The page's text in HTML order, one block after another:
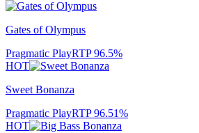
Gates of Olympus
Pragmatic PlayRTP96.5%
HOT
Sweet Bonanza
Pragmatic PlayRTP96.51%
HOT